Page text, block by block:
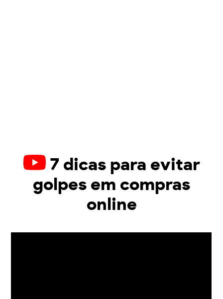
7 dicas para evitar
golpes em compras
online